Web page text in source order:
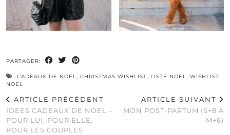
PARTAGER:
CADEAUX DE NOEL, CHRISTMAS WISHLIST, LISTE NOEL, WISHLIST
NOEL
ARTICLE PRÉCÉDENT
IDEES CADEAUX DE NOEL –
POUR LUI, POUR ELLE,
POUR LES COUPLES
ARTICLE SUIVANT
MON POST-PARTUM (S+8 À
M+6)